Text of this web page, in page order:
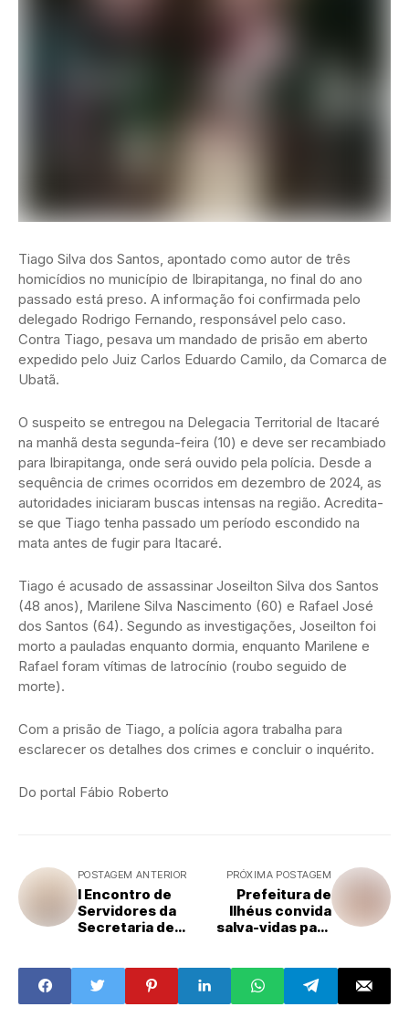
Tiago Silva dos Santos, apontado como autor de três
homicídios no município de Ibirapitanga, no final do ano
passado está preso. A informação foi confirmada pelo
delegado Rodrigo Fernando, responsável pelo caso.
Contra Tiago, pesava um mandado de prisão em aberto
expedido pelo Juiz Carlos Eduardo Camilo, da Comarca de
Ubatã.
O suspeito se entregou na Delegacia Territorial de Itacaré
na manhã desta segunda-feira (10) e deve ser recambiado
para Ibirapitanga, onde será ouvido pela polícia. Desde a
sequência de crimes ocorridos em dezembro de 2024, as
autoridades iniciaram buscas intensas na região. Acredita-
se que Tiago tenha passado um período escondido na
mata antes de fugir para Itacaré.
Tiago é acusado de assassinar Joseilton Silva dos Santos
(48 anos), Marilene Silva Nascimento (60) e Rafael José
dos Santos (64). Segundo as investigações, Joseilton foi
morto a pauladas enquanto dormia, enquanto Marilene e
Rafael foram vítimas de latrocínio (roubo seguido de
morte).
Com a prisão de Tiago, a polícia agora trabalha para
esclarecer os detalhes dos crimes e concluir o inquérito.
Do portal Fábio Roberto
POSTAGEM ANTERIOR
I Encontro de
Servidores da
Secretaria de
Inovação de
Ilhéus discute
desafios e
PRÓXIMA POSTAGEM
Prefeitura de
Ilhéus convida
salva-vidas para
resposta a
afogamentos